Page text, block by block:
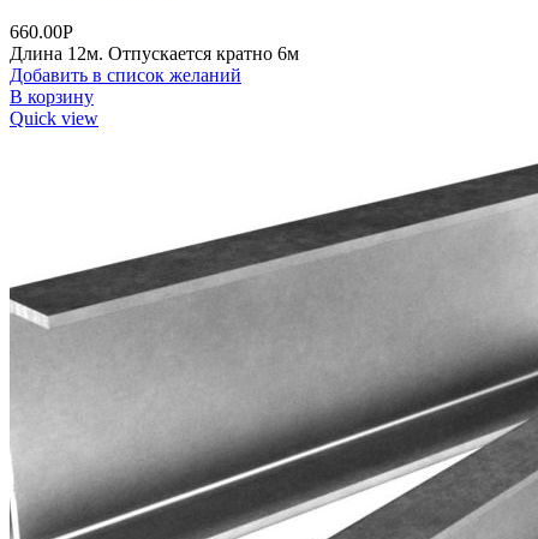
660.00Р
Длина 12м. Отпускается кратно 6м
Добавить в список желаний
В корзину
Quick view